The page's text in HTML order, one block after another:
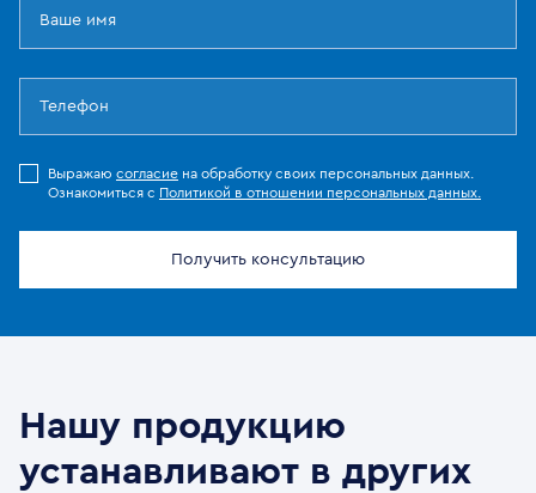
Выражаю согласие на обработку своих персональных данных.
Ознакомиться с Политикой в отношении персональных данных.
Получить консультацию
Нашу продукцию
устанавливают в других